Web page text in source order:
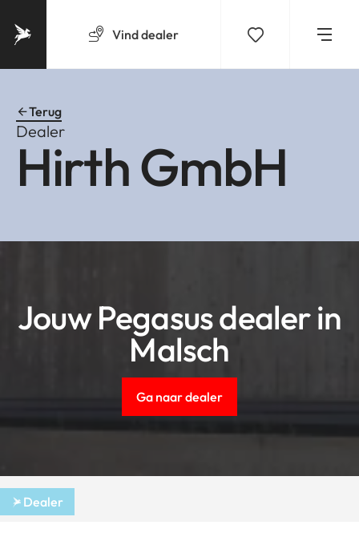
Vinddealer
Terug
Dealer
Hirth GmbH
Jouw Pegasus dealer in
Malsch
Ga naar dealer
Dealer